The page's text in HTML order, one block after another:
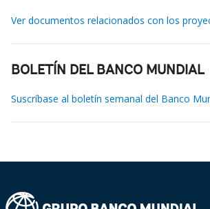
Ver documentos relacionados con los
BOLETÍN DEL BANCO MUNDIAL
Suscríbase al boletín semanal del Banco